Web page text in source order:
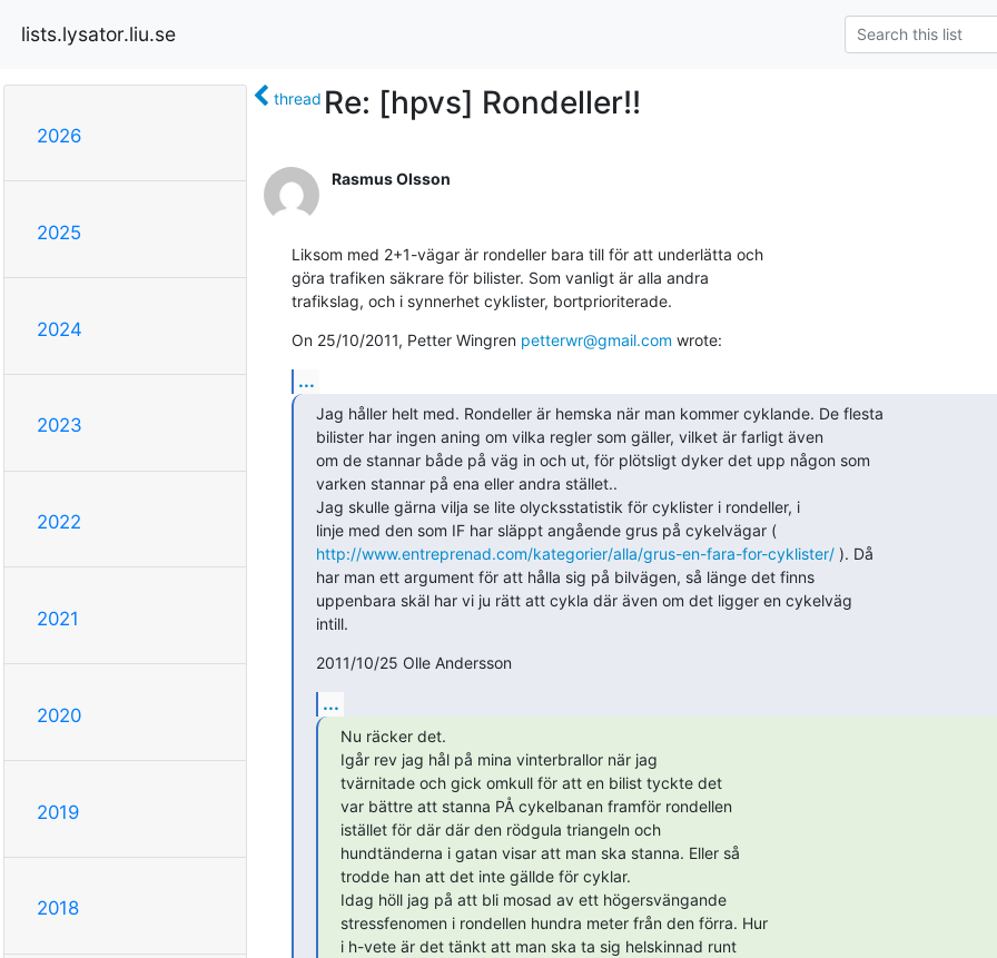
lists.lysator.liu.se
2026
2025
2024
2023
2022
2021
2020
2019
2018
thread Re: [hpvs] Rondeller!!
Rasmus Olsson
Liksom med 2+1-vägar är rondeller bara till för att underlätta och
göra trafiken säkrare för bilister. Som vanligt är alla andra
trafikslag, och i synnerhet cyklister, bortprioriterade.
On 25/10/2011, Petter Wingren petterwr@gmail.com wrote:
...
Jag håller helt med. Rondeller är hemska när man kommer cyklande. De flesta
bilister har ingen aning om vilka regler som gäller, vilket är farligt även
om de stannar både på väg in och ut, för plötsligt dyker det upp någon som
varken stannar på ena eller andra stället..
Jag skulle gärna vilja se lite olycksstatistik för cyklister i rondeller, i
linje med den som IF har släppt angående grus på cykelvägar (
http://www.entreprenad.com/kategorier/alla/grus-en-fara-for-cyklister/ ). Då
har man ett argument för att hålla sig på bilvägen, så länge det finns
uppenbara skäl har vi ju rätt att cykla där även om det ligger en cykelväg
intill.
2011/10/25 Olle Andersson
...
Nu räcker det.
Igår rev jag hål på mina vinterbrallor när jag
tvärnitade och gick omkull för att en bilist tyckte det
var bättre att stanna PÅ cykelbanan framför rondellen
istället för där där den rödgula triangeln och
hundtänderna i gatan visar att man ska stanna. Eller så
trodde han att det inte gällde för cyklar.
Idag höll jag på att bli mosad av ett högersvängande
stressfenomen i rondellen hundra meter från den förra. Hur
i h-vete är det tänkt att man ska ta sig helskinnad runt